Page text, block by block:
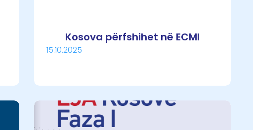
Kosova përfshihet në ECMI
15.10.2025